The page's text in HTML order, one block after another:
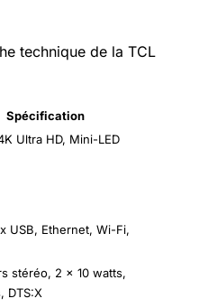
technique de la TCL
Spécification
Ultra HD, Mini-LED
USB, Ethernet, Wi-Fi,
stéréo, 2 x 10 watts,
DTS:X